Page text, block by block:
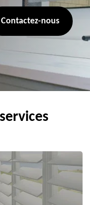
Contactez-nous